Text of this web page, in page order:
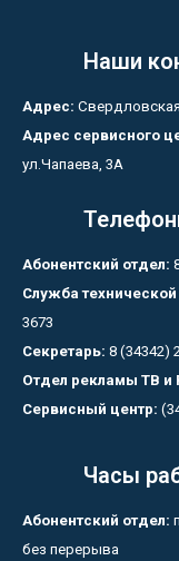
Наши
Адрес:
Адрес сервисного
ул.Чапаева, 3А
Абонентский отдел:
Служба
3673
Секретарь: 8 (34342)
Отдел рекламы ТВ и
Сервисный центр:
Часы
Абонентский отдел:
без перерыва